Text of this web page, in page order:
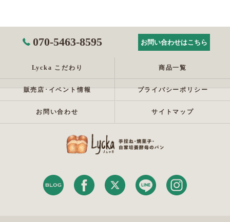
070-5463-8595 お問い合わせはこちら
Lycka こだわり 商品一覧
販売店･イベント情報 プライバシーポリシー
お問い合わせ サイトマップ